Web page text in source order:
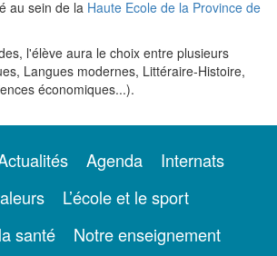
au sein de la Haute Ecole de la Province de
l'élève aura le choix entre plusieurs
Langues modernes, Littéraire-Histoire,
économiques...).
Agenda
Internats
L’école et le sport
santé
Notre enseignement